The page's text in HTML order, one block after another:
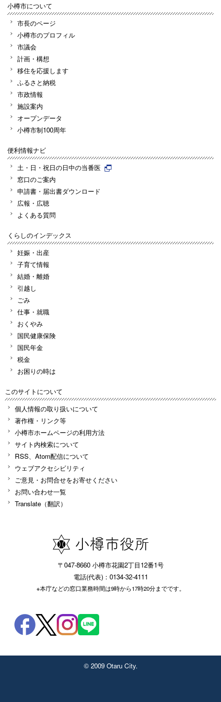
小樽市について
市長のページ
小樽市のプロフィル
市議会
計画・構想
移住を応援します
ふるさと納税
市政情報
施設案内
オープンデータ
小樽市制100周年
便利情報ナビ
土・日・祝日の日中の当番医
窓口のご案内
申請書・届出書ダウンロード
広報・広聴
よくある質問
くらしのインデックス
妊娠・出産
子育て情報
結婚・離婚
引越し
ごみ
仕事・就職
おくやみ
国民健康保険
国民年金
税金
お困りの時は
このサイトについて
個人情報の取り扱いについて
著作権・リンク等
小樽市ホームページの利用方法
サイト内検索について
RSS、Atom配信について
ウェブアクセシビリティ
ご意見・お問合せをお寄せください
お問い合わせ一覧
Translate（翻訳）
〒047-8660 小樽市花園2丁目12番1号
電話(代表)：0134-32-4111
※本庁などの窓口業務時間は9時から17時20分までです。
© 2009 Otaru City.